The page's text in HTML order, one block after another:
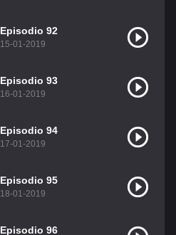
Episodio 92
15-01-2019
Episodio 93
16-01-2019
Episodio 94
17-01-2019
Episodio 95
18-01-2019
Episodio 96